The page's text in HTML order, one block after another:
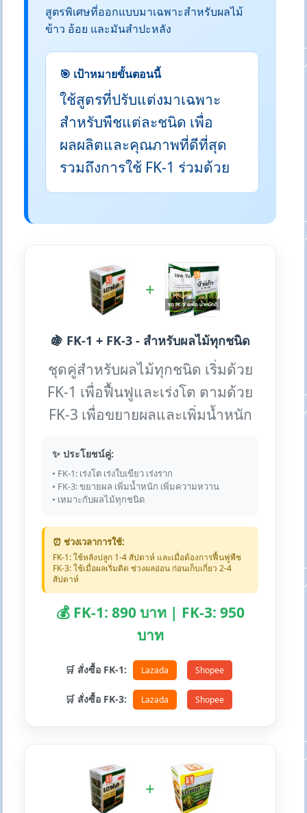
สูตรพิเศษที่ออกแบบมาเฉพาะสำหรับผลไม้
ข้าว อ้อย และมันสำปะหลัง
🎯 เป้าหมายขั้นตอนนี้
ใช้สูตรที่ปรับแต่งมาเฉพาะ
สำหรับพืชแต่ละชนิด เพื่อ
ผลผลิตและคุณภาพที่ดีที่สุด
รวมถึงการใช้ FK-1 ร่วมด้วย
+
🍇 FK-1 + FK-3 - สำหรับผลไม้ทุกชนิด
ชุดคู่สำหรับผลไม้ทุกชนิด เริ่มด้วย
FK-1 เพื่อฟื้นฟูและเร่งโต ตามด้วย
FK-3 เพื่อขยายผลและเพิ่มน้ำหนัก
✨ ประโยชน์คู่:
• FK-1: เร่งโต เร่งใบเขียว เร่งราก
• FK-3: ขยายผล เพิ่มน้ำหนัก เพิ่มความหวาน
• เหมาะกับผลไม้ทุกชนิด
⏰ ช่วงเวลาการใช้:
FK-1: ใช้หลังปลูก 1-4 สัปดาห์ และเมื่อต้องการฟื้นฟูพืช
FK-3: ใช้เมื่อผลเริ่มติด ช่วงผลอ่อน ก่อนเก็บเกี่ยว 2-4
สัปดาห์
💰 FK-1: 890 บาท | FK-3: 950
บาท
🛒 สั่งซื้อ FK-1: Lazada Shopee
🛒 สั่งซื้อ FK-3: Lazada Shopee
+